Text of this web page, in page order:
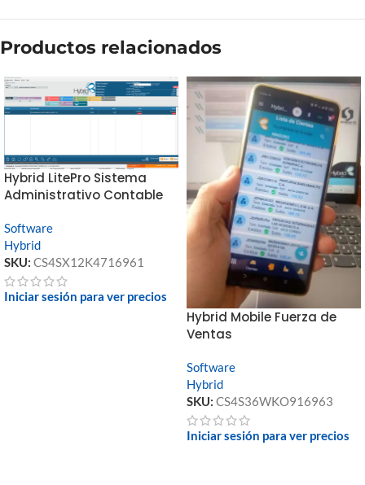
Productos relacionados
Hybrid LitePro Sistema
Administrativo Contable
Software
Hybrid
SKU: CS4SX12K4716961
Iniciar sesión para ver precios
Hybrid Mobile Fuerza de
Ventas
Software
Hybrid
SKU: CS4S36WKO916963
Iniciar sesión para ver precios